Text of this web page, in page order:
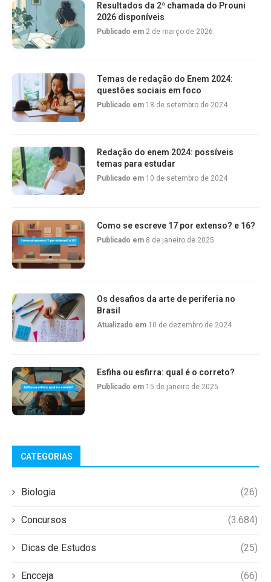
Resultados da 2ª chamada do Prouni
2026 disponíveis
Publicado em 2 de março de 2026
Temas de redação do Enem 2024:
questões sociais em foco
Publicado em 18 de setembro de 2024
Redação do enem 2024: possíveis
temas para estudar
Publicado em 10 de setembro de 2024
Como se escreve 17 por extenso? e 16?
Publicado em 8 de janeiro de 2025
Os desafios da arte de periferia no
Brasil
Atualizado em 10 de dezembro de 2024
Esfiha ou esfirra: qual é o correto?
Publicado em 15 de janeiro de 2025
CATEGORIAS
Biologia (26)
Concursos (3.684)
Dicas de Estudos (25)
Encceja (66)